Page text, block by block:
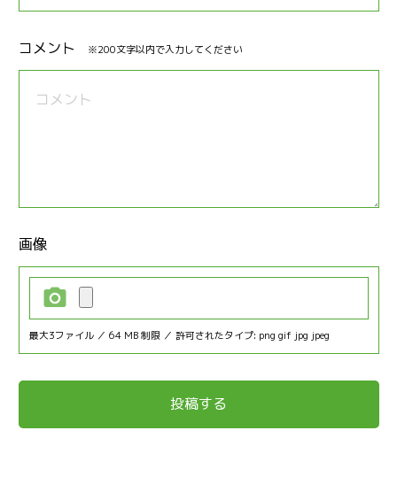
コメント ※200文字以内で入力してください
画像
最大3ファイル ／ 64 MB 制限 ／ 許可されたタイプ: png gif jpg jpeg